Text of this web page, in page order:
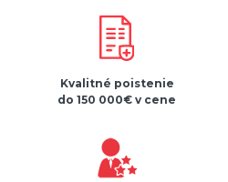
Kvalitné poistenie
do 150 000€ v cene